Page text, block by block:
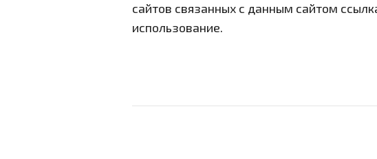
сайтов связанных с данным сайтом
использование.